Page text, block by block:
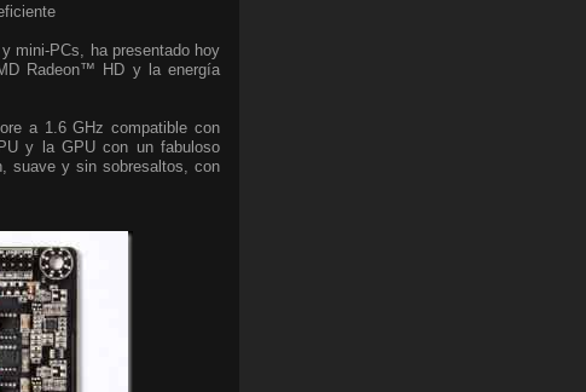
mini-PCs, ha presentado hoy
Radeon™ HD y la energía
a 1.6 GHz compatible con
y la GPU con un fabuloso
suave y sin sobresaltos, con